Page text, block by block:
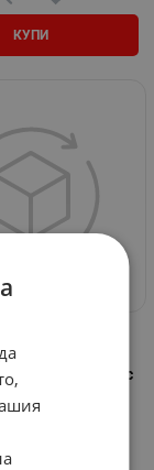
КУПИ
течен сапун и
Inter Ceramic
574038
€